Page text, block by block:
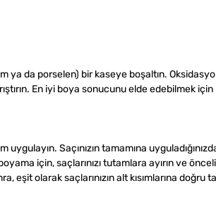
ya da porselen) bir kaseye boşaltın.
En iyi boya sonucunu elde edebilmek için
Saçınızın tamamına
için, saçlarınızı tutamlara ayırın ve
eşit olarak saçlarınızın alt kısımlarına doğru